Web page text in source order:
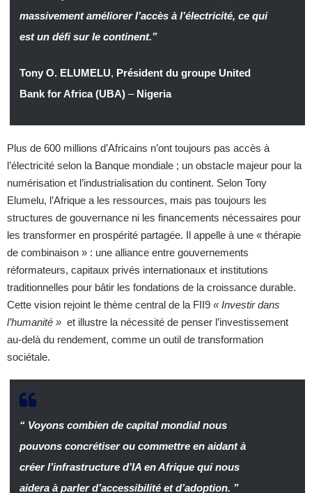
massivement améliorer l’accès à l’électricité, ce qui
est un défi sur le continent.”
Tony O. ELUMELU, Président du groupe United
Bank for Africa (UBA)– Nigeria
Plus de 600 millions d’Africains n’ont toujours pas accès à
l’électricité selon la Banque mondiale ; un obstacle majeur pour la
numérisation et l’industrialisation du continent. Selon Tony
Elumelu, l’Afrique a les ressources, mais pas toujours les
structures de gouvernance ni les financements nécessaires pour
les transformer en prospérité partagée. Il appelle à une « thérapie
de combinaison » : une alliance entre gouvernements
réformateurs, capitaux privés internationaux et institutions
traditionnelles pour bâtir les fondations de la croissance durable.
Cette vision rejoint le thème central de la FII9 « Investir dans
l’humanité » et illustre la nécessité de penser l’investissement
au-delà du rendement, comme un outil de transformation
sociétale.
“ Voyons combien de capital mondial nous
pouvons concrétiser ou commettre en aidant à
créer l’infrastructure d’IA en Afrique qui nous
aidera à parler d’accessibilité et d’adoption. ”